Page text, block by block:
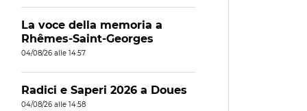
La voce della memoria a
Rhêmes-Saint-Georges
04/08/26 alle 14:57
Radici e Saperi 2026 a Doues
04/08/26 alle 14:58